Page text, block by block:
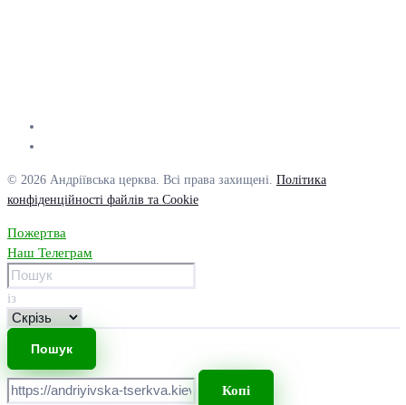
© 2026 Андріївська церква. Всі права захищені. Політика
конфіденційності файлів та Cookie
Пожертва
Наш Телеграм
із
Копі